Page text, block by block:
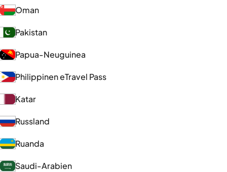
Oman
Pakistan
Papua-Neuguinea
Philippinen eTravel Pass
Katar
Russland
Ruanda
Saudi-Arabien